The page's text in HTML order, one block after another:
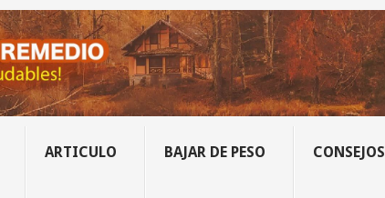
ARTICULO BAJAR DE PESO CONSEJOS